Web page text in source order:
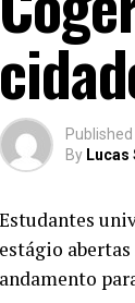
Published
By Lucas
Estudantes
estágio
andamento